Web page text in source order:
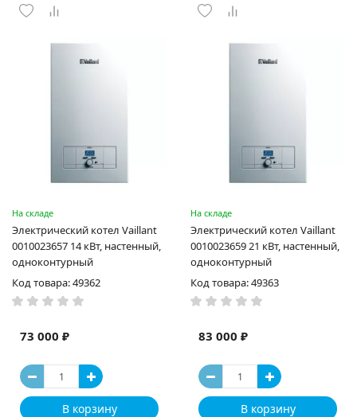
На складе
Электрический котел Vaillant
0010023657 14 кВт, настенный,
одноконтурный
Код товара: 49362
73 000 ₽
В корзину
На складе
Электрический котел Vaillant
0010023659 21 кВт, настенный,
одноконтурный
Код товара: 49363
83 000 ₽
В корзину